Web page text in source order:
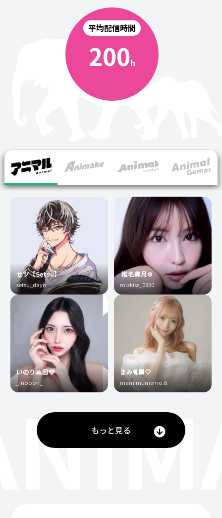
平均配信時間
200h
セツ【Setsu】
setsu_dayo
いのり🙏🏻🩵
_inooori_
椎名美月❄️
mizkiss_0930
まみ🐈‍⬛🤍
mamimumemo.6
もっと見る